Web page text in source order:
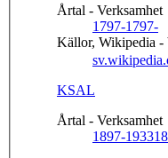
Årtal - Verksamhet
1797-1797-
Källor, Wikipedia -
KSAL
Årtal - Verksamhet
1897-1933